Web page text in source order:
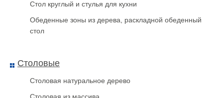
Стол круглый и стулья для кухни
Обеденные зоны из дерева, раскладной обеденный
стол
Столовые
Столовая натуральное дерево